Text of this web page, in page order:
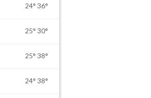
24° 36°
25° 30°
25° 38°
24° 38°